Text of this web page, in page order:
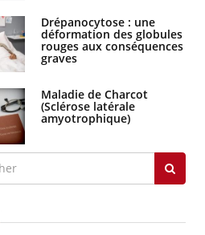
Drépanocytose : une
déformation des globules
rouges aux conséquences
graves
Maladie de Charcot
(Sclérose latérale
amyotrophique)